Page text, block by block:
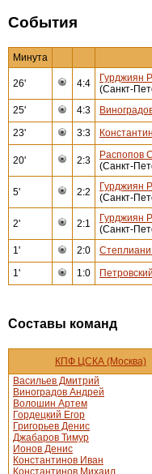
События
Минута
26' 4:4 Гурджиян
(Санкт-
25'
4:3
23'
3:3
20' 2:3 Распопов
(Санкт-
5' 2:2 Гурджиян
(Санкт-
2' 2:1 Гурджиян
(Санкт-
1'
2:0
1'
1:0
Составы команд
КПФ ЦСКА (Москва)
Васильев Дмитрий
Виноградов Андрей
Волошин Артем
Гордецкий Егор
Григорьев Денис
Джабаров Тимур
Ионов Денис
Константинов Иван